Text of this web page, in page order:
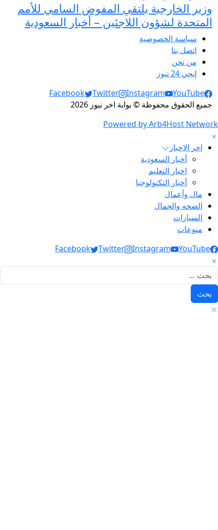
وزير الخارجية يلتقي المفوض السامي للأمم
المتحدة لشؤون اللاجئين – أخبار السعودية
سياسة الخصوصية
اتصل بنا
من نحن
إيجي 24 نيوز
Social Links
Facebook Twitter Instagram
YouTube
جميع الحقوق محفوظة © بوابة اخر نيوز 2026
Powered by Arb4Host Network
اخر الاخبار
أخبار السعودية
اخبار التعليم
أخبار التكنولوجيا
مال وأعمال
الصحه والجمال
السيارات
منوعات
Social Links
Facebook Twitter Instagram YouTube
البحث عن: